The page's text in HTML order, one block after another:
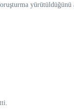
yürütüldüğünü